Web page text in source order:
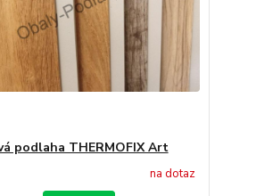
podlaha THERMOFIX Art
na dotaz